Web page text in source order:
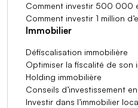
Comment investir 500 000
Comment investir 1 million
Immobilier
Défiscalisation immobilière
Optimiser la fiscalité de son
Holding immobilière
Conseils d’investissement
Investir dans l’immobilier